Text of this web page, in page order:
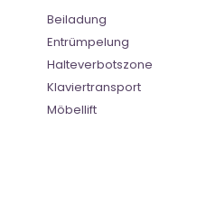
Beiladung
Entrümpelung
Halteverbotszone
Klaviertransport
Möbellift